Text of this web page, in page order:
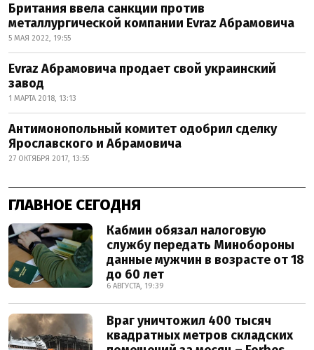
Британия ввела санкции против
металлургической компании Evraz Абрамовича
5 МАЯ 2022, 19:55
Evraz Абрамовича продает свой украинский
завод
1 МАРТА 2018, 13:13
Антимонопольный комитет одобрил сделку
Ярославского и Абрамовича
27 ОКТЯБРЯ 2017, 13:55
ГЛАВНОЕ СЕГОДНЯ
Кабмин обязал налоговую
службу передать Минобороны
данные мужчин в возрасте от 18
до 60 лет
6 АВГУСТА, 19:39
Враг уничтожил 400 тысяч
квадратных метров складских